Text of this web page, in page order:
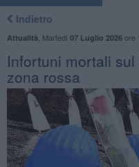
Indietro
Attualità Martedì 07 Luglio 2026ore
Infortuni mortali
zona rossa